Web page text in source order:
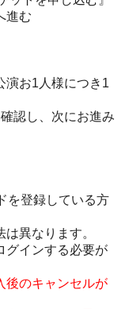
進む
演お1人様につき1
認し、次にお進み
を登録している方
異なります。
グインする必要が
後のキャンセルが